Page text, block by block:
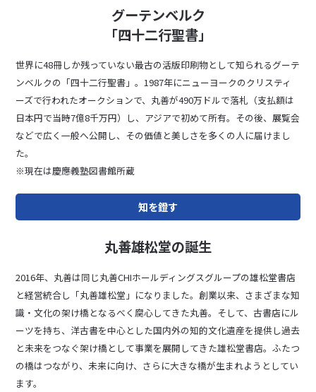
グーテンベルク
「四十二行聖書」
世界に48冊しか残っていない最古の活版印刷物として知られるグーテ
ンベルクの「四十二行聖書」。1987年にニューヨークのクリスティ
ーズで行われたオークションで、丸善が490万ドルで落札（支払額は
日本円で当時7億8千万円）し、アジアで初めて所有。その後、展覧会
などで広く一般へ公開し、その価値と美しさを多くの人に届けまし
た。
※現在は慶應義塾図書館所蔵
知を鐙す
丸善雄松堂の誕生
2016年、丸善は同じ丸善CHIホールディングスグループの雄松堂書店
と経営統合し「丸善雄松堂」になりました。創業以来、さまざまな知
識・文化の架け橋となるべく腐心してきた丸善。そして、古書店にル
ーツを持ち、洋古書を中心とした国内外の知的文化遺産を提供し過去
と未来をつなぐ架け橋として事業を展開してきた雄松堂書店。ふたつ
の橋はつながり、未来に向け、さらに大きな橋が生まれようとしてい
ます。